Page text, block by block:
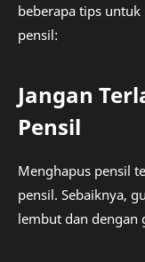
beberapa tips
pensil:
Jangan
Pensil
Menghapus pensil
pensil. Sebaiknya,
lembut dan dengan